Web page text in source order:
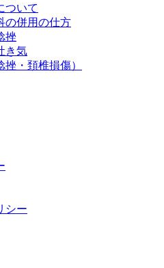
ついて
の併用の仕方
挫
き気
・頚椎損傷）
シー